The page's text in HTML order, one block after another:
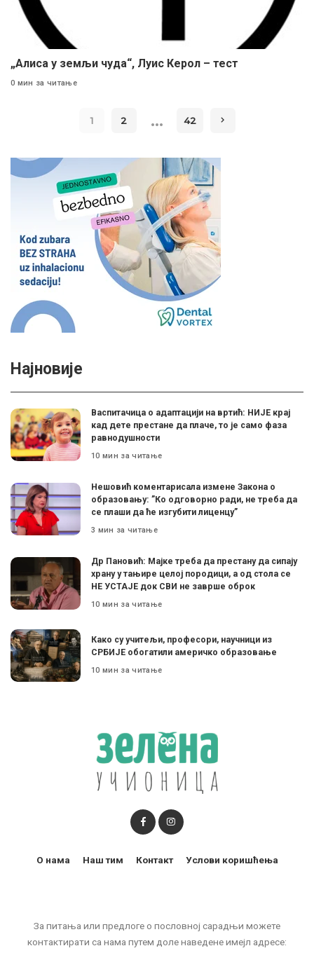
„Алиса у земљи чуда“, Луис Керол – тест
0 мин за читање
1 2 … 42
Најновије
Васпитачица о адаптацији на вртић: НИЈЕ крај
кад дете престане да плаче, то је само фаза
равнодушности
10 мин за читање
Нешовић коментарисала измене Закона о
образовању: ”Ко одговорно ради, не треба да
се плаши да ће изгубити лиценцу”
3 мин за читање
Др Пановић: Мајке треба да престану да сипају
храну у тањире целој породици, а од стола се
НЕ УСТАЈЕ док СВИ не заврше оброк
10 мин за читање
Како су учитељи, професори, научници из
СРБИЈЕ обогатили америчко образовање
10 мин за читање
За питања или предлоге о пословној сарадњи можете
контактирати са нама путем доле наведене имејл адресе:
О нама Наш тим Контакт Услови коришћења